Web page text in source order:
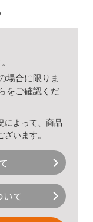
場合に限りま
をご確認くだ
によって、商品
います。
て